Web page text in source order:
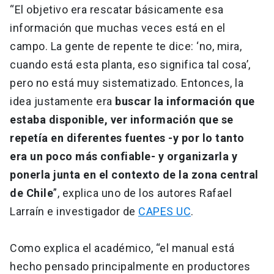
“El objetivo era rescatar básicamente esa
información que muchas veces está en el
campo. La gente de repente te dice: ‘no, mira,
cuando está esta planta, eso significa tal cosa’,
pero no está muy sistematizado. Entonces, la
idea justamente era buscar la información que
estaba disponible, ver información que se
repetía en diferentes fuentes -y por lo tanto
era un poco más confiable- y organizarla y
ponerla junta en el contexto de la zona central
de Chile”, explica uno de los autores Rafael
Larraín e investigador de CAPES UC.
Como explica el académico, “el manual está
hecho pensado principalmente en productores